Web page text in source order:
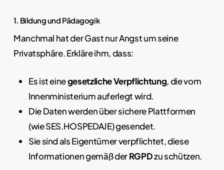
1. Bildung und Pädagogik
Manchmal hat der Gast nur Angst um seine
Privatsphäre. Erkläre ihm, dass:
Es ist einegesetzliche Verpflichtung, die vom
Innenministerium auferlegt wird.
Die Daten werden über sichere Plattformen
(wie SES.HOSPEDAJE) gesendet.
Sie sind als Eigentümer verpflichtet, diese
Informationen gemäß derRGPDzu schützen.